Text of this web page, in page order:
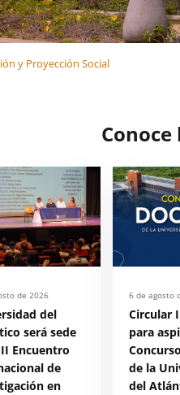
y Proyección Social
de 2026
del
será sede
Encuentro
de
en
6 de agosto
Circular
para
de la
del